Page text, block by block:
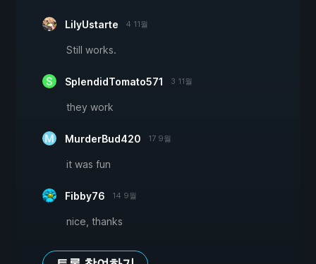
LilyUstarte 4 11월
Still works.
SplendidTomato571 3 11월
they work
MurderBud420 17 9월
it was fun
Fibby76 14 9월
nice, thanks